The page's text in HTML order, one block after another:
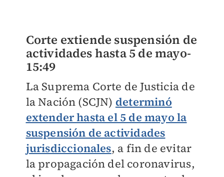
Corte extiende suspensión de
actividades hasta 5 de mayo-
15:49
La Suprema Corte de Justicia de
la Nación (SCJN) determinó
extender hasta el 5 de mayo la
suspensión de actividades
jurisdiccionales, a fin de evitar
la propagación del coronavirus,